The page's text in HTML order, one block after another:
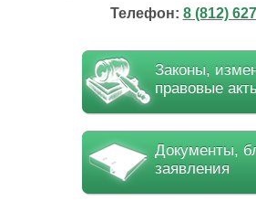
Телефон: 8 (812)
Законы,
правовые
Документы,
заявления